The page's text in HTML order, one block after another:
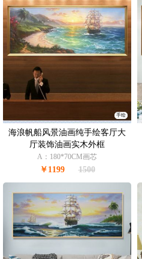
手绘
海浪帆船风景油画纯手绘客厅大
厅装饰油画实木外框
A：180*70CM画芯
￥1199 1500